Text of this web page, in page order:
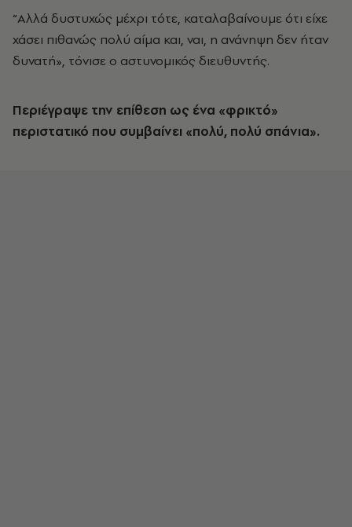
“Αλλά δυστυχώς μέχρι τότε, καταλαβαίνουμε ότι είχε
χάσει πιθανώς πολύ αίμα και, ναι, η ανάνηψη δεν ήταν
δυνατή», τόνισε ο αστυνομικός διευθυντής.
Περιέγραψε την επίθεση ως ένα «φρικτό»
περιστατικό που συμβαίνει «πολύ, πολύ σπάνια».